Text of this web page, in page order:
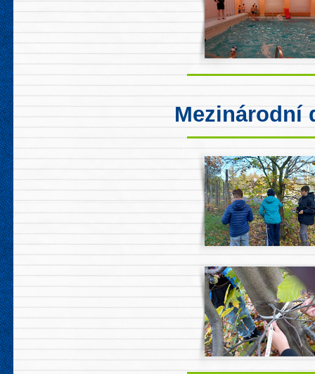
Mezinárodní